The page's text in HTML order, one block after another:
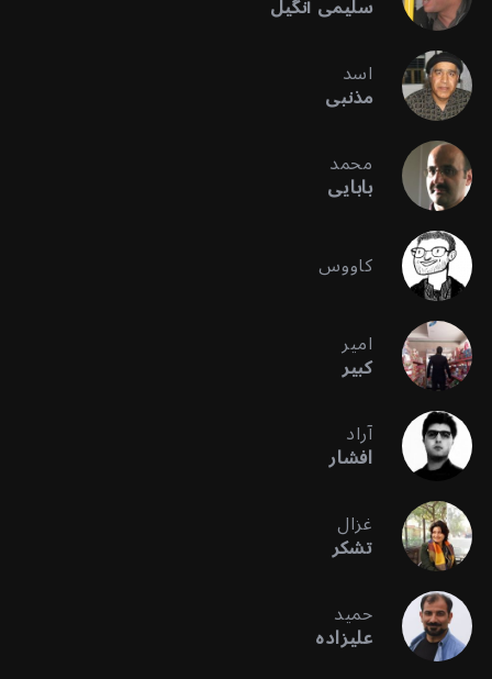
اسد
مذنبی
محمد
بابایی
کاووس
امیر
کبیر
آراد
افشار
غزال
تشکر
حمید
علیزاده